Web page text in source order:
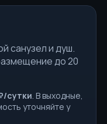
санузел и душ.
до 20
сутки . В выходные,
уточняйте у